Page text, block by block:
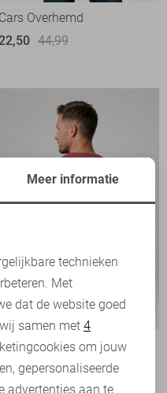
Cars Overhemd
44,99
T-shirt
29,99
Meer informatie
technieken
Met
dat de website goed
samen met 4
om jouw
gepersonaliseerde
advertenties aan te